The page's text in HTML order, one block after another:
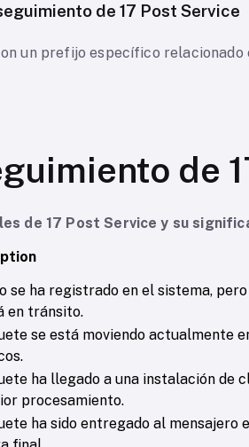
de 17 Post Service
un prefijo específico
de
de 17 Post Service y su
se ha registrado en el sistema,
en tránsito.
se está moviendo actualmente
ha llegado a una instalación de
procesamiento.
ha sido entregado al mensajero